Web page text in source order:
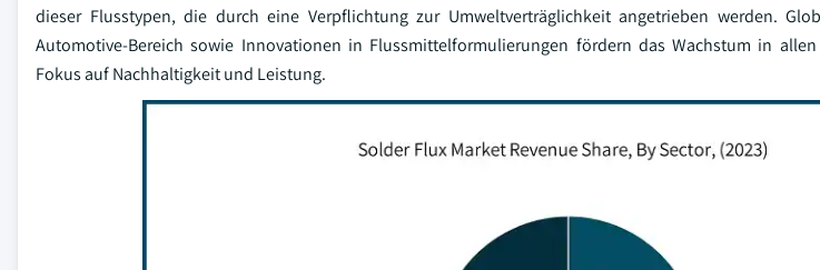
dieser Flusstypen, die durch eine Verpflichtung zur Umweltverträglichkeit angetrieben werden.
Automotive-Bereich sowie Innovationen in Flussmittelformulierungen fördern das Wachstum in
Fokus auf Nachhaltigkeit und Leistung.